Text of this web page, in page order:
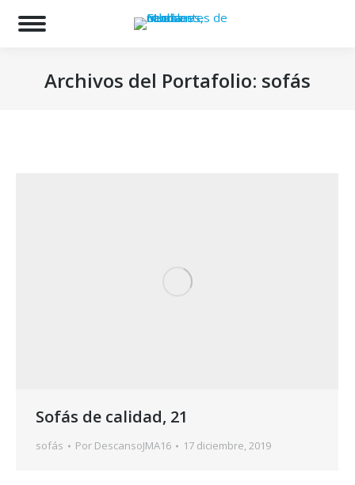
Archivos del Portafolio: sofás
Sofás de calidad, 21
sofás Por DescansoJMA16 17 diciembre, 2019